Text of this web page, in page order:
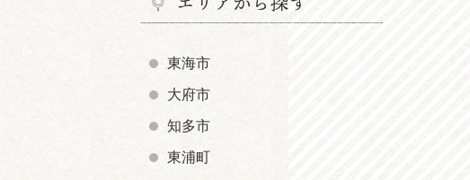
東海市
大府市
知多市
東浦町